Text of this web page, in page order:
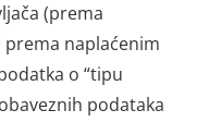
(prema
naplaćenim
o “tipu
podataka